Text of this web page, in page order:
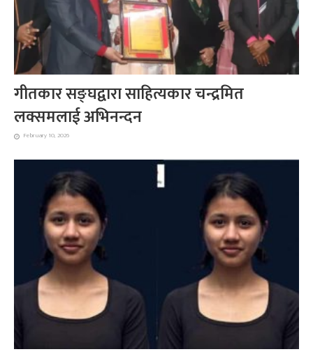
गीतकार सङ्घद्वारा साहित्यकार चन्द्रमित
लक्समलाई अभिनन्दन
February 10, 2026